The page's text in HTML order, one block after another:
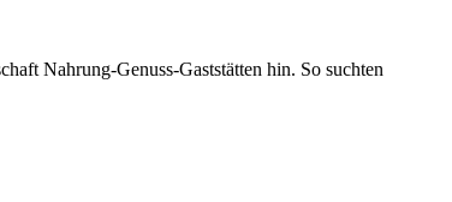
Nahrung-Genuss-Gaststätten hin. So suchten